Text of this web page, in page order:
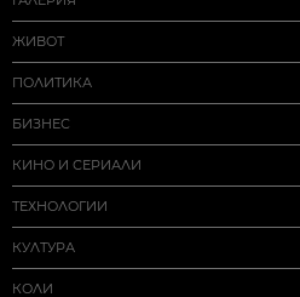
ЖИВОТ
ПОЛИТИКА
БИЗНЕС
КИНО И СЕРИАЛИ
ТЕХНОЛОГИИ
КУЛТУРА
КОЛИ